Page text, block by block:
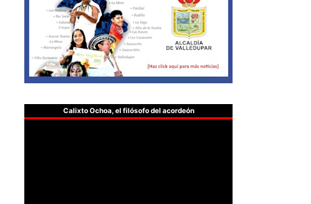
Calixto Ochoa, el filósofo del acordeón